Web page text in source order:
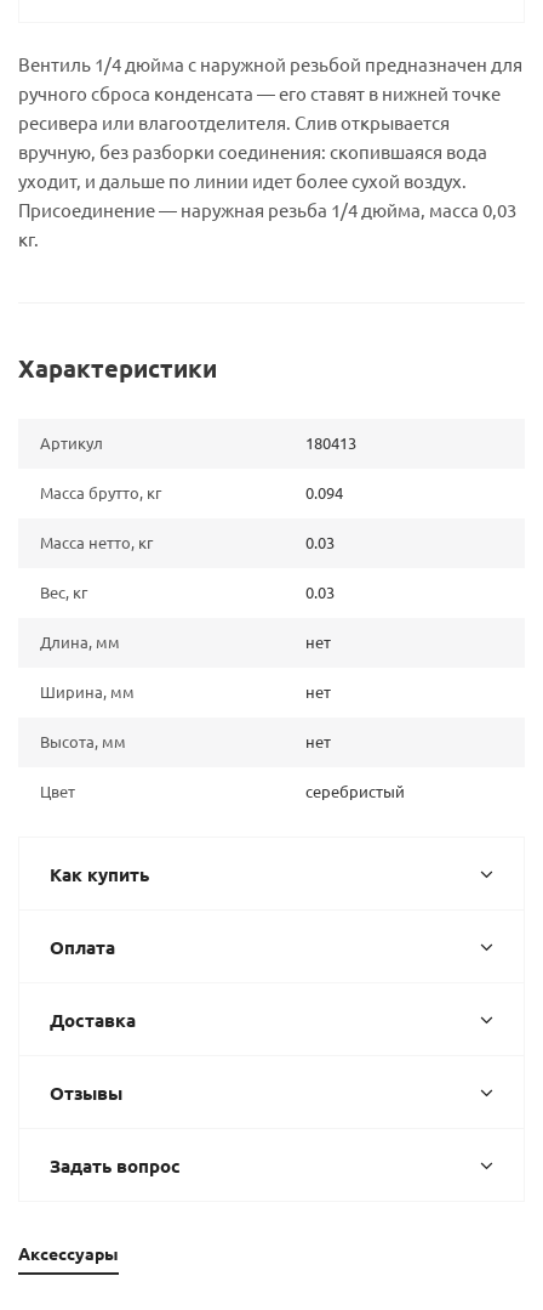
Вентиль 1/4 дюйма с наружной резьбой предназначен для
ручного сброса конденсата — его ставят в нижней точке
ресивера или влагоотделителя. Слив открывается
вручную, без разборки соединения: скопившаяся вода
уходит, и дальше по линии идет более сухой воздух.
Присоединение — наружная резьба 1/4 дюйма, масса 0,03
кг.
Характеристики
Артикул 180413
Масса брутто, кг 0.094
Масса нетто, кг 0.03
Вес, кг 0.03
Длина, мм нет
Ширина, мм нет
Высота, мм нет
Цвет серебристый
Как купить
Оплата
Доставка
Отзывы
Задать вопрос
Аксессуары